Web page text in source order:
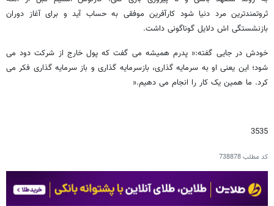
ثروتمندترین مرد دنیا شود کارآفرین موفقی به حساب آید و برای آغاز دوران
بازنشستگی اش دلایل گوناگونی داشت.
خودش در جایی گفته:« پدرم همیشه می گفت که پول خارج از شرکت دود می
شود؛ این یعنی او به سرمایه گذاری، بازسرمایه گذاری و باز سرمایه گذاری فکر می
کرد. ما همین یک کار را انجام می دهیم.«
3535
کد مطلب738878